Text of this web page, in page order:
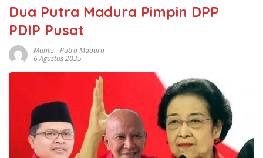
Dua Putra Madura Pimpin DPP
PDIP Pusat
Muhlis-Putra Madura
6 Agustus 2025